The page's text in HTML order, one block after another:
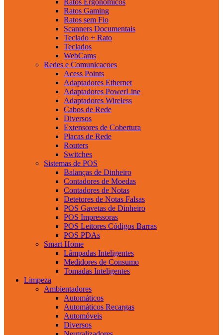
Ratos Gaming
Ratos sem Fio
Scanners Documentais
Teclado + Rato
Teclados
WebCams
Redes e Comunicacoes
Acess Points
Adaptadores Ethernet
Adaptadores PowerLine
Adaptadores Wireless
Cabos de Rede
Diversos
Extensores de Cobertura
Placas de Rede
Routers
Switches
Sistemas de POS
Balanças de Dinheiro
Contadores de Moedas
Contadores de Notas
Detetores de Notas Falsas
POS Gavetas de Dinheiro
POS Impressoras
POS Leitores Códigos Barras
POS PDAs
Smart Home
Lâmpadas Inteligentes
Medidores de Consumo
Tomadas Inteligentes
Limpeza
Ambientadores
Automáticos
Automáticos Recargas
Automóveis
Diversos